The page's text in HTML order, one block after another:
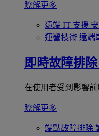
瞭解更多
遠端 IT 支援
運營技術 遠端
即時故障排除
在使用者受到影響前
瞭解更多
端點故障排除